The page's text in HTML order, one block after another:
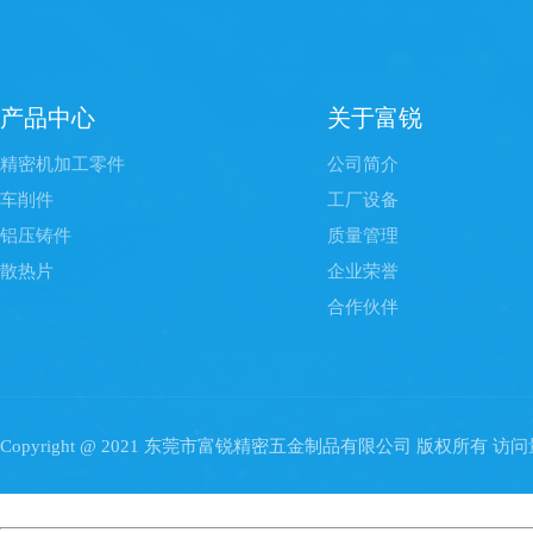
产品中心
精密机加工零件
车削件
铝压铸件
散热片
关于富锐
公司简介
工厂设备
质量管理
企业荣誉
合作伙伴
Copyright @ 2021 东莞市富锐精密五金制品有限公司 版权所有 访问